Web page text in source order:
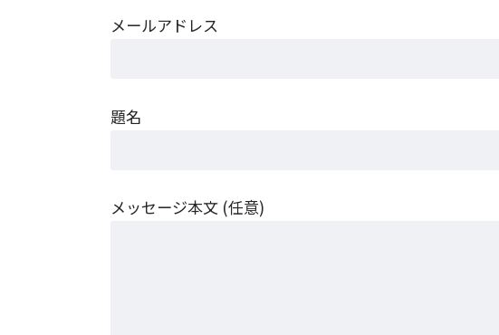
メールアドレス
題名
メッセージ本文 (任意)